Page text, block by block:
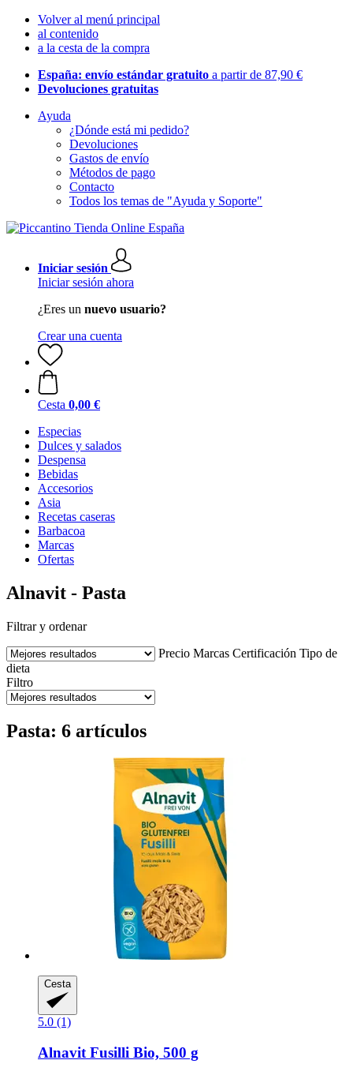
Volver al menú principal
al contenido
a la cesta de la compra
España: envío estándar gratuito a partir de 87,90 €
Devoluciones gratuitas
Ayuda
¿Dónde está mi pedido?
Devoluciones
Gastos de envío
Métodos de pago
Contacto
Todos los temas de "Ayuda y Soporte"
Iniciar sesión
Iniciar sesión ahora
¿Eres un nuevo usuario?
Crear una cuenta
Cesta 0,00 €
Especias
Dulces y salados
Despensa
Bebidas
Accesorios
Asia
Recetas caseras
Barbacoa
Marcas
Ofertas
Alnavit - Pasta
Filtrar y ordenar
Precio Marcas Certificación Tipo de
dieta
Filtro
Pasta: 6 artículos
Cesta
5.0 (1)
Alnavit Fusilli Bio, 500 g